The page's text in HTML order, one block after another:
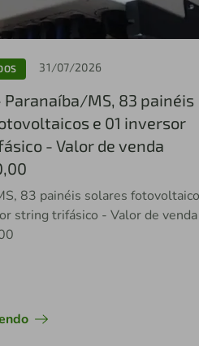
31/07/2026
Paranaíba/MS, 83 painéis
e 01 inversor
- Valor de venda
83 painéis solares